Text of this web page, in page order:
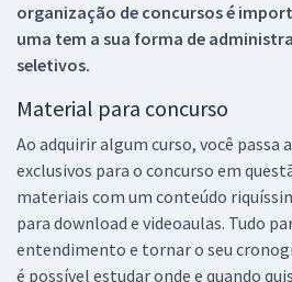
organização de concursos é
uma tem a sua forma de
seletivos.
Material para concurso
Ao adquirir algum curso, você passa
exclusivos para o concurso em
materiais com um conteúdo
para download e videoaulas. Tudo
entendimento e tornar o seu
é possível estudar onde e quando